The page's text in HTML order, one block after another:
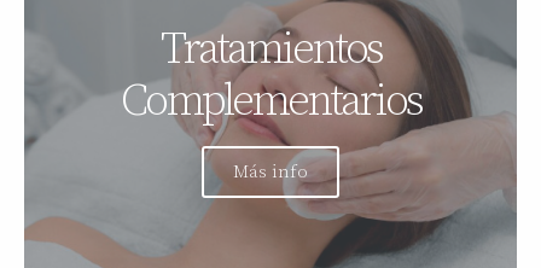
Tratamientos
Complementarios
Más info